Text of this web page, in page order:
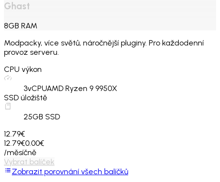
Ghast
8GB RAM
Modpacky, více světů, náročnější pluginy. Pro každodenní
provoz serveru.
CPU výkon
3vCPUAMD Ryzen 9 9950X
SSD úložiště
25GB SSD
12.79€
12.79€0.00€
/měsíčně
Vybrat balíček
Zobrazit porovnání všech balíčků